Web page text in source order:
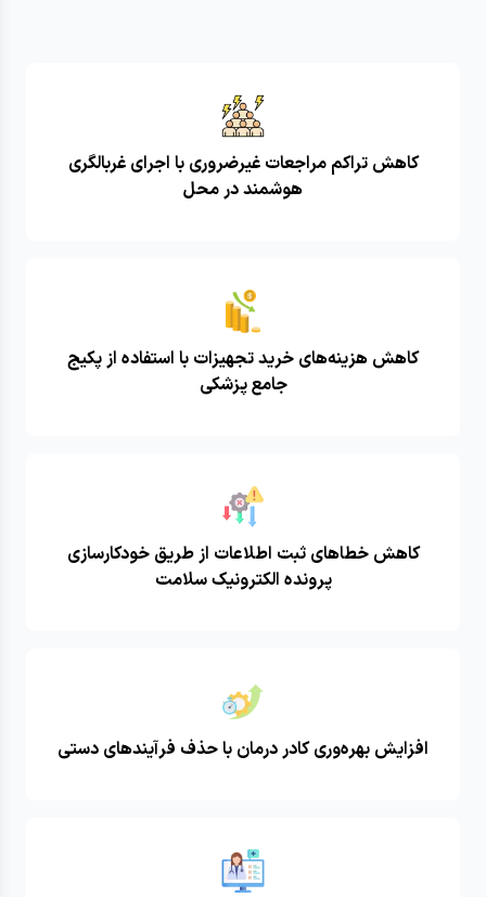
کاهش تراکم مراجعات غیرضروری با اجرای غربالگری
هوشمند در محل
کاهش هزینه‌های خرید تجهیزات با استفاده از پکیج
جامع پزشکی
کاهش خطاهای ثبت اطلاعات از طریق خودکارسازی
پرونده الکترونیک سلامت
افزایش بهره‌وری کادر درمان با حذف فرآیندهای دستی